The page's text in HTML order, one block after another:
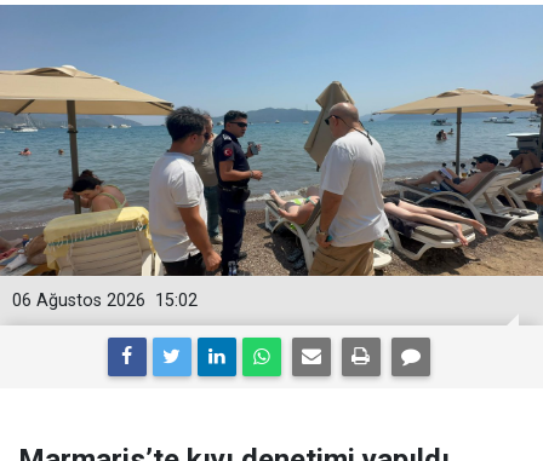
15:02
06 Ağustos 2026